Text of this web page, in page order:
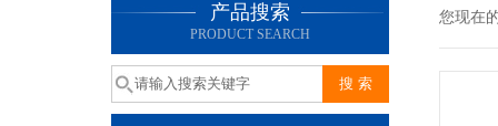
产品搜索
PRODUCT SEARCH
您现在